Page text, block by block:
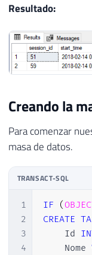
Resultado:
Creando la
Para comenzar
masa de datos.
TRANSACT-SQL
1
2
3
4
IF (
CREATE
    Id
    Nome